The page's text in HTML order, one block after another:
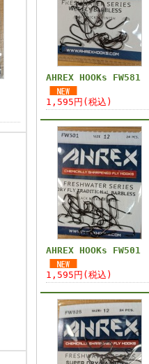
AHREX HOOKs FW581
1,595円(税込)
AHREX HOOKs FW501
1,595円(税込)